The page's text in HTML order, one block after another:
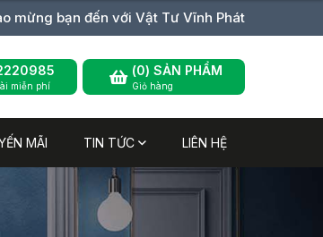
mừng bạn đến với Vật Tư Vĩnh Phát
miễn phí
(0) SẢN PHẨM
Giỏ hàng
MÃI TIN TỨC LIÊN HỆ